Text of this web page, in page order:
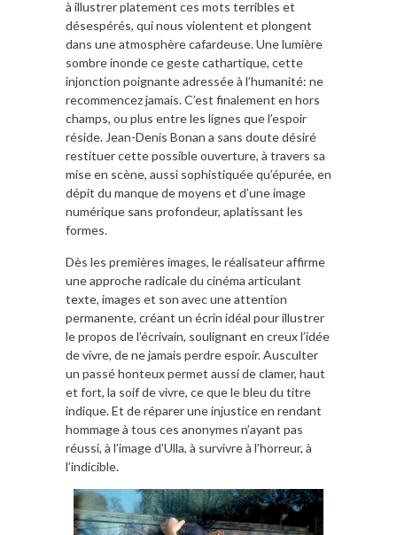
à illustrer platement ces mots terribles et
désespérés, qui nous violentent et plongent
dans une atmosphère cafardeuse. Une lumière
sombre inonde ce geste cathartique, cette
injonction poignante adressée à l’humanité: ne
recommencez jamais. C’est finalement en hors
champs, ou plus entre les lignes que l’espoir
réside. Jean-Denis Bonan a sans doute désiré
restituer cette possible ouverture, à travers sa
mise en scène, aussi sophistiquée qu’épurée, en
dépit du manque de moyens et d’une image
numérique sans profondeur, aplatissant les
formes.
Dès les premières images, le réalisateur affirme
une approche radicale du cinéma articulant
texte, images et son avec une attention
permanente, créant un écrin idéal pour illustrer
le propos de l’écrivain, soulignant en creux l’idée
de vivre, de ne jamais perdre espoir. Ausculter
un passé honteux permet aussi de clamer, haut
et fort, la soif de vivre, ce que le bleu du titre
indique. Et de réparer une injustice en rendant
hommage à tous ces anonymes n’ayant pas
réussi, à l’image d’Ulla, à survivre à l’horreur, à
l’indicible.